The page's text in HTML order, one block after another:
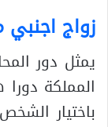
زواج
يمثل دور
المملكة
باختيار